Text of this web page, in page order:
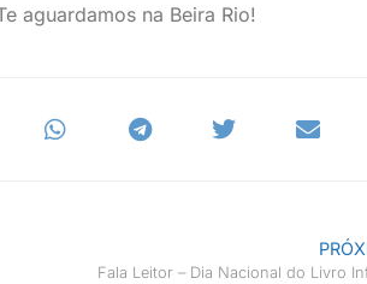
aguardamos na Beira Rio!
Fala Leitor – Dia Nacional do Livro